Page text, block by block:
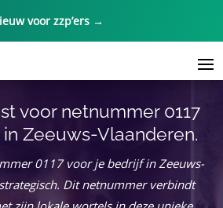
voor zzp’ers →
voor netnummer 0117
Zeeuws-Vlaanderen.​
0117 voor je bedrijf in Zeeuws-
Dit netnummer verbindt